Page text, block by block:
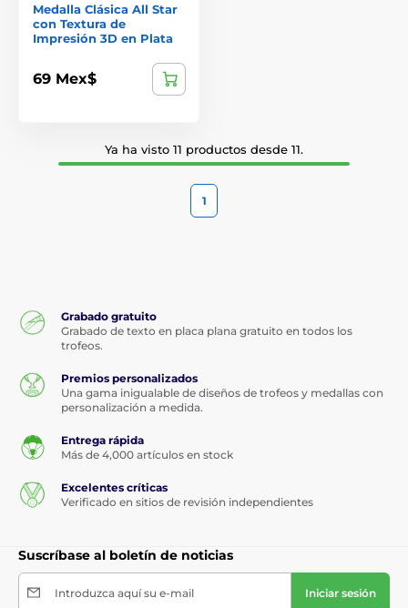
Medalla Clásica All Star
con Textura de
Impresión 3D en Plata
69 Mex$
Ya ha visto 11 productos desde 11.
1
Grabado gratuito
Grabado de texto en placa plana gratuito en todos los
trofeos.
Premios personalizados
Una gama inigualable de diseños de trofeos y medallas con
personalización a medida.
Entrega rápida
Más de 4,000 artículos en stock
Excelentes críticas
Verificado en sitios de revisión independientes
Suscríbase al boletín de noticias
Introduzca aquí su e-mail Iniciar sesión